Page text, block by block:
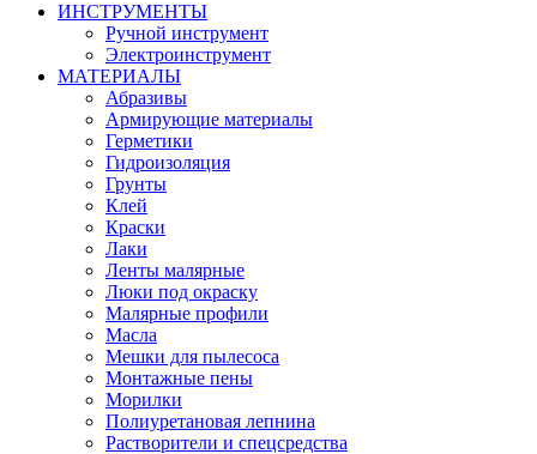
ИНСТРУМЕНТЫ
Ручной инструмент
Электроинструмент
МАТЕРИАЛЫ
Абразивы
Армирующие материалы
Герметики
Гидроизоляция
Грунты
Клей
Краски
Лаки
Ленты малярные
Люки под окраску
Малярные профили
Масла
Мешки для пылесоса
Монтажные пены
Морилки
Полиуретановая лепнина
Растворители и спецсредства